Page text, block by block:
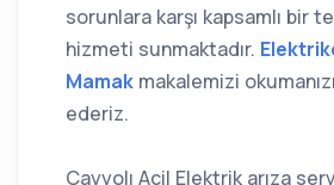
sorunlara karşı kapsamlı bir
hizmeti sunmaktadır.
Mamak makalemizi
ederiz.
Çayyolı Acil Elektrik arıza